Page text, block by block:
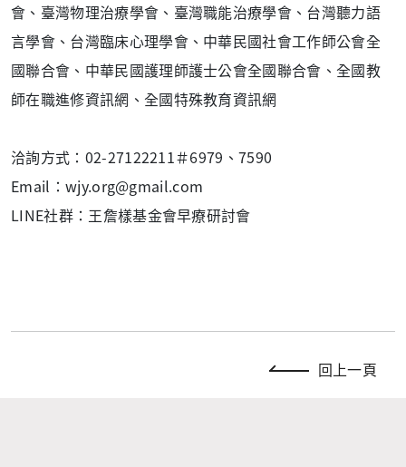
會、臺灣物理治療學會、臺灣職能治療學會、台灣聽力語
言學會、台灣臨床心理學會、中華民國社會工作師公會全
國聯合會、中華民國護理師護士公會全國聯合會、全國教
師在職進修資訊網、全國特殊教育資訊網
洽詢方式：02-27122211＃6979、7590
Email：wjy.org@gmail.com
LINE社群：王詹樣基金會早療研討會
回上一頁